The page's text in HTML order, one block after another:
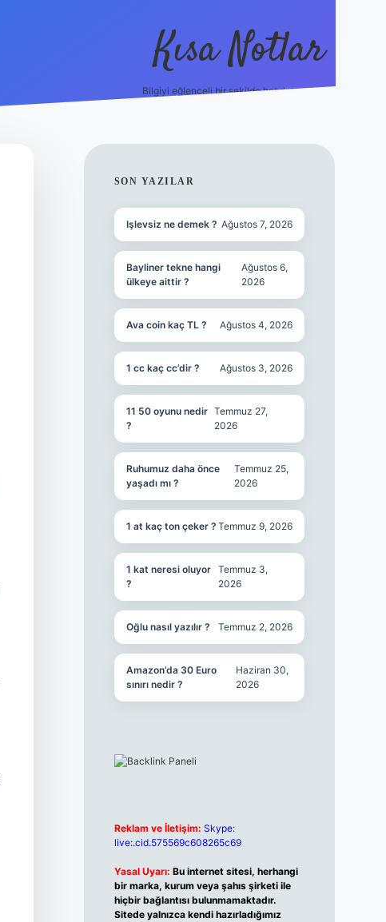
Kısa Notlar
Bilgiyi eğlenceli bir şekilde hatırlatan durak.
SIDEBAR
SON YAZILAR
Işlevsiz ne demek ? Ağustos 7, 2026
Bayliner tekne hangi
ülkeye aittir ?
Ağustos 6,
2026
Ava coin kaç TL ? Ağustos 4, 2026
1 cc kaç cc’dir ? Ağustos 3, 2026
11 50 oyunu nedir
?
Temmuz 27,
2026
Ruhumuz daha önce
yaşadı mı ?
Temmuz 25,
2026
1 at kaç ton çeker ? Temmuz 9, 2026
1 kat neresi oluyor
?
Temmuz 3,
2026
Oğlu nasıl yazılır ? Temmuz 2, 2026
Amazon’da 30 Euro
sınırı nedir ?
Haziran 30,
2026
Reklam ve İletişim: Skype:
live:.cid.575569c608265c69
Yasal Uyarı: Bu internet sitesi, herhangi
bir marka, kurum veya şahıs şirketi ile
hiçbir bağlantısı bulunmamaktadır.
Sitede yalnızca kendi hazırladığımız
tulipbet